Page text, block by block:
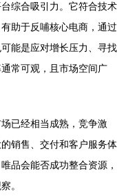
综合吸引力。它符合技术
助于反哺核心电商，通过
能是应对增长压力、寻找
常可观，且市场空间广
已经相当成熟，竞争激
销售、交付和客户服务体
品会能否成功整合资源，
。